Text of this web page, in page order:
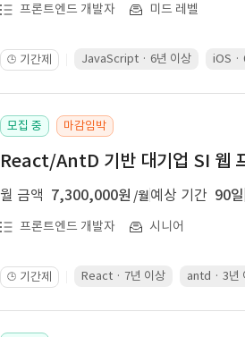
프론트엔드 개발자 미드 레벨
🕒 기간제 JavaScript · 6년 이상 iOS ·
모집 중 마감임박
React/AntD 기반 대기업 SI 웹
월 금액 7,300,000원 /월예상 기간 90일
프론트엔드 개발자 시니어
🕒 기간제 React · 7년 이상 antd · 3년